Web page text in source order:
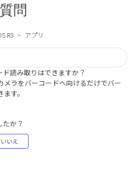
問
R3 アプリ
ド読み取りはできますか？
メラをバーコードへ向けるだけでバー
す。
たか？